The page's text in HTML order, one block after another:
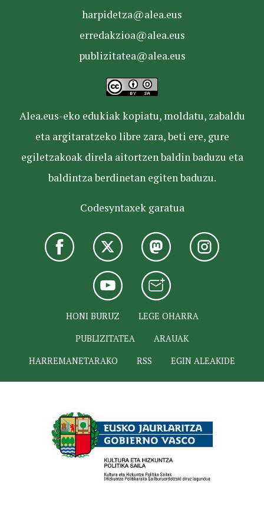
harpidetza@alea.eus
erredakzioa@alea.eus
publizitatea@alea.eus
Alea.eus-eko edukiak kopiatu, moldatu, zabaldu
eta argitaratzeko libre zara, beti ere, gure
egiletzakoak direla aitortzen baldin baduzu eta
baldintza berdinetan egiten baduzu.
Codesyntaxek garatua
HONI BURUZ
LEGE OHARRA
PUBLIZITATEA
ARAUAK
HARREMANETARAKO
RSS EGIN ALEAKIDE